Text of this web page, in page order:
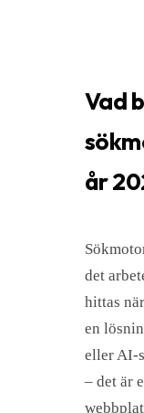
Vad
år
det
hittas
en
eller AI-
– det är